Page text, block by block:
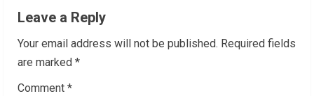
e
R
Leave a Reply
Your email address will not be published. Required fields
are marked *
Comment *